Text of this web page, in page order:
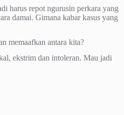
harus repot ngurusin perkara yang
damai. Gimana kabar kasus yang
memaafkan antara kita?
ekstrim dan intoleran. Mau jadi